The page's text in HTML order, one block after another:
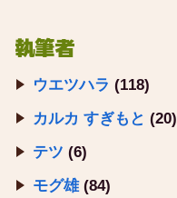
執筆者
ウエツハラ (118)
カルカ すぎもと (20)
テツ (6)
モグ雄(84)